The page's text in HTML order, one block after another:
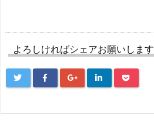
よろしければシェアお願いします